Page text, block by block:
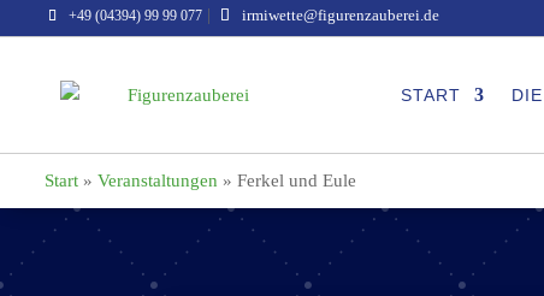
+49 (04394) 99 99 077 | irmiwette@figurenzauberei.de
START
Start » Veranstaltungen » Ferkel und Eule